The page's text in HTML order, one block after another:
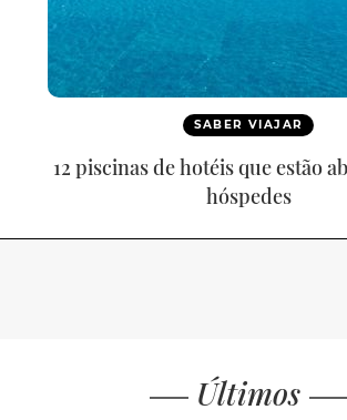
SABER VIAJAR
12 piscinas de hotéis que estão
hóspedes
Últimos